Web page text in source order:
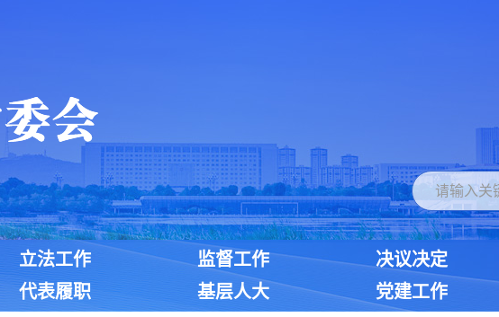
立法工作 监督工作 决议决定
代表履职 基层人大 党建工作